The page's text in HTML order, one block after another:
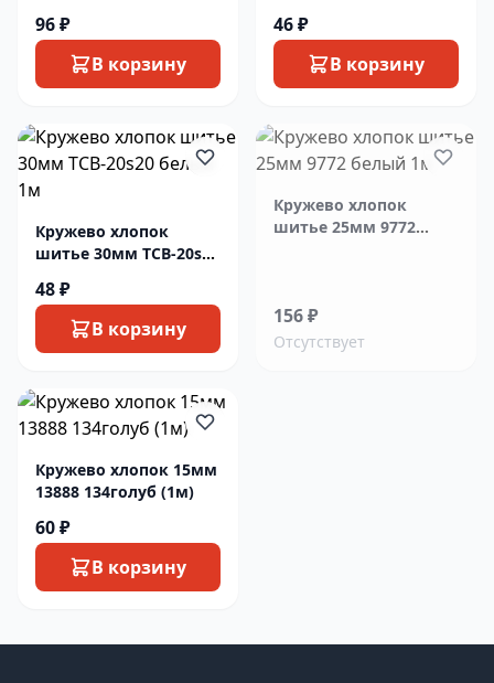
96 ₽
В корзину
46 ₽
В корзину
Кружево хлопок
шитье 30мм TCB-20s20
48 ₽
В корзину
Кружево хлопок
шитье 25мм 9772
156 ₽
Отсутствует
Кружево хлопок 15мм
13888 134голуб (1м)
60 ₽
В корзину